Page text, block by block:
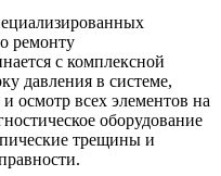
ремонту
с комплексной
давления в системе,
осмотр всех элементов на
оборудование
трещины и